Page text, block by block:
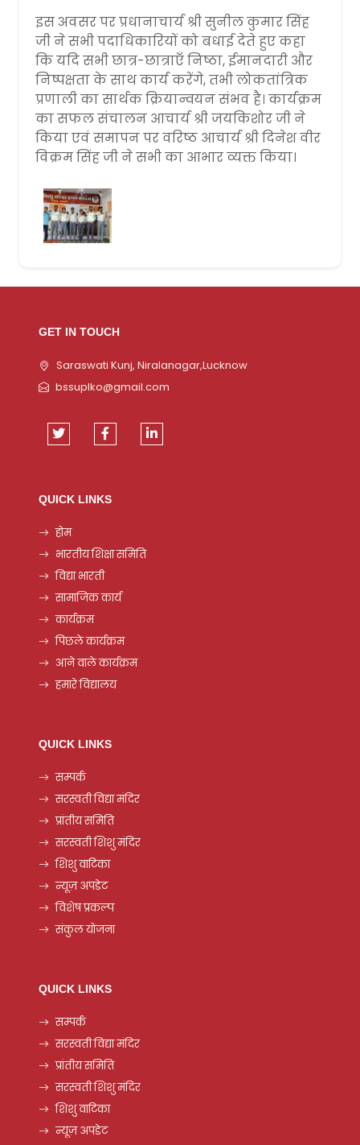
इस अवसर पर प्रधानाचार्य श्री सुनील कुमार सिंह
जी ने सभी पदाधिकारियों को बधाई देते हुए कहा
कि यदि सभी छात्र-छात्राएँ निष्ठा, ईमानदारी और
निष्पक्षता के साथ कार्य करेंगे, तभी लोकतांत्रिक
प्रणाली का सार्थक क्रियान्वयन संभव है। कार्यक्रम
का सफल संचालन आचार्य श्री जयकिशोर जी ने
किया एवं समापन पर वरिष्ठ आचार्य श्री दिनेश वीर
विक्रम सिंह जी ने सभी का आभार व्यक्त किया।
GET IN TOUCH
Saraswati Kunj, Niralanagar,Lucknow
bssuplko@gmail.com
QUICK LINKS
होम
भारतीय शिक्षा समिति
विद्या भारती
सामाजिक कार्य
कार्यक्रम
पिछले कार्यक्रम
आने वाले कार्यक्रम
हमारे विद्यालय
QUICK LINKS
सम्पर्क
सरस्वती विद्या मंदिर
प्रांतीय समिति
सरस्वती शिशु मंदिर
शिशु वाटिका
न्यूज़ अपडेट
विशेष प्रकल्प
संकुल योजना
QUICK LINKS
सम्पर्क
सरस्वती विद्या मंदिर
प्रांतीय समिति
सरस्वती शिशु मंदिर
शिशु वाटिका
न्यूज़ अपडेट